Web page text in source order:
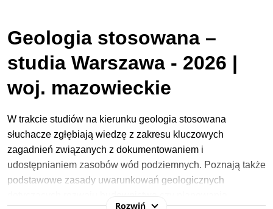
Geologia stosowana –
studia Warszawa - 2026 |
woj. mazowieckie
W trakcie studiów na kierunku geologia stosowana
słuchacze zgłębiają wiedzę z zakresu kluczowych
zagadnień związanych z dokumentowaniem i
udostępnianiem zasobów wód podziemnych. Poznają także
podstawowe zasady uwarunkowań geologicznych
Rozwiń